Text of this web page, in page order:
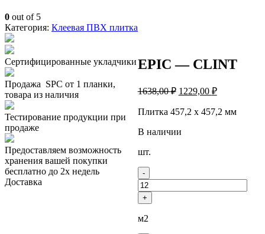
0 out of 5
Категория: Клеевая ПВХ плитка
EPIC — CLINT
1638,00₽ 1229,00 ₽
Плитка 457,2 х 457,2 мм
В наличии
Количество
EPIC
-
CLINT
шт.
-
+
м2
Сертифицированные укладчики
Продажа SPC от 1 планки,
товара из наличия
Тестирование продукции при
продаже
Предоставляем возможность
хранения вашей покупки
бесплатно до 2х недель
Доставка